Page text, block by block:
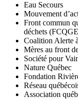
Eau Secours
Mouvement
Front commun
déchets
Coalition Alerte
Mères au front
Société pour
Nature Québec
Fondation
Réseau
Association